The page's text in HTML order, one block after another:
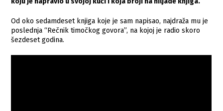
Od oko sedamdeset knjiga koje je sam napisao, najdraža mu je
poslednja “Rečnik timočkog govora”, na kojoj je radio skoro
šezdeset godina.